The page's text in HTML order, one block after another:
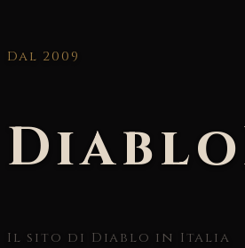
Dal 2009
Il sito di Diablo in Italia